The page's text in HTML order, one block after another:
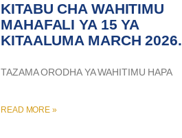
KITABU CHA WAHITIMU
MAHAFALI YA 15 YA
KITAALUMA MARCH 2026.
TAZAMA ORODHA YA WAHITIMU HAPA
READ MORE »